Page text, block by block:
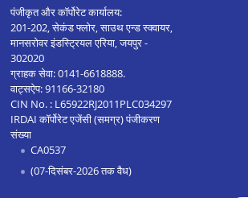
तिपटूर मे बिज़नेस लोन
नेलमंगला मे बिज़नेस लोन
होसकोटे मे बिज़नेस लोन
दावणगेरे मे बिज़नेस लोन
बेल्लारी मे बिज़नेस लोन
हुबली मे बिज़नेस लोन
पंजीकृत और कॉर्पोरेट कार्यालय:
201-202, सेकंड फ्लोर, साउथ एन्ड स्क्वायर,
मानसरोवर इंडस्ट्रियल एरिया, जयपुर -
302020
ग्राहक सेवा:0141-6618888.
वाट्सऐप:91166-32180
CIN No. : L65922RJ2011PLC034297
IRDAI कॉर्पोरेट एजेंसी (समग्र) पंजीकरण
संख्या
CA0537
(07-दिसंबर-2026 तक वैध)